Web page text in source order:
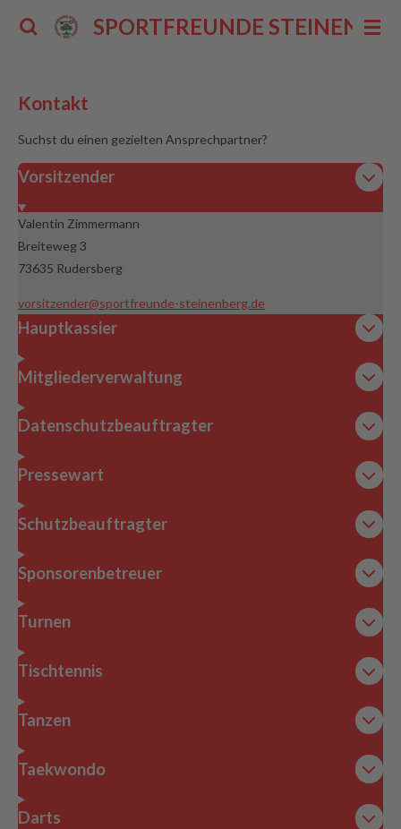
Zum
Hauptinhalt
SPORTFREUNDE
Kontakt
Suchst du einen gezielten Ansprechpartner?
Vorsitzender
Valentin Zimmermann
Breiteweg 3
73635 Rudersberg
vorsitzender@sportfreunde-steinenberg.de
Hauptkassier
Mitgliederverwaltung
Datenschutzbeauftragter
Pressewart
Schutzbeauftragter
Sponsorenbetreuer
Turnen
Tischtennis
Tanzen
Taekwondo
Darts